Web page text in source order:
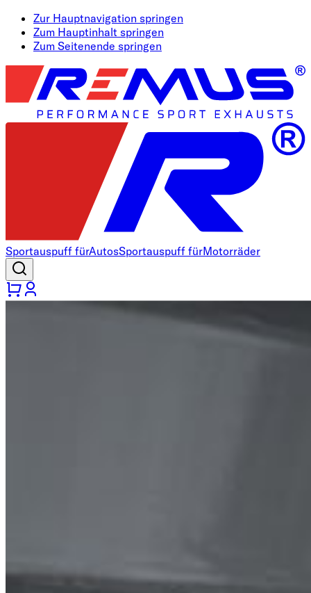
Zur Hauptnavigation springen
Zum Hauptinhalt springen
Zum Seitenende springen
Sportauspuff fürAutosSportauspuff fürMotorräder